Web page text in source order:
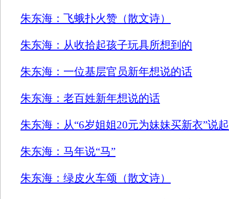
朱东海：飞蛾扑火赞（散文诗）
朱东海：从收拾起孩子玩具所想到的
朱东海：一位基层官员新年想说的话
朱东海：老百姓新年想说的话
朱东海：从“6岁姐姐20元为妹妹买新衣”说起
朱东海：马年说“马”
朱东海：绿皮火车颂（散文诗）